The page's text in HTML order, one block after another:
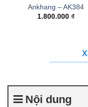
Ankhang – AK384
1.800.000 ₫
Nội dung